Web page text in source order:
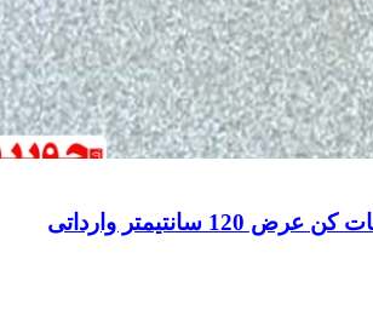
برچسب شیشه مات کن عرض 120 سانتیمتر وارداتی